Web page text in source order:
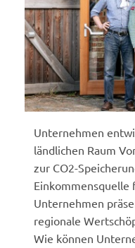
Unternehmen
ländlichen Raum
zur CO2-
Unternehmen
regionale
Wie können